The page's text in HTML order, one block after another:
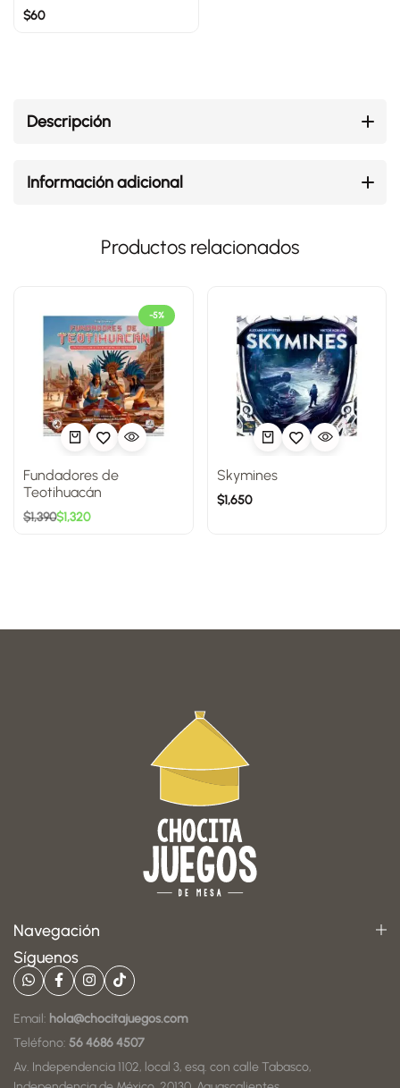
$60
Descripción
Información adicional
Productos relacionados
-5%
Fundadores de
Teotihuacán
$1,390$1,320
Skymines
$1,650
Navegación
Síguenos
Email: hola@chocitajuegos.com
Teléfono: 56 4686 4507
Av. Independencia 1102, local 3, esq. con calle Tabasco,